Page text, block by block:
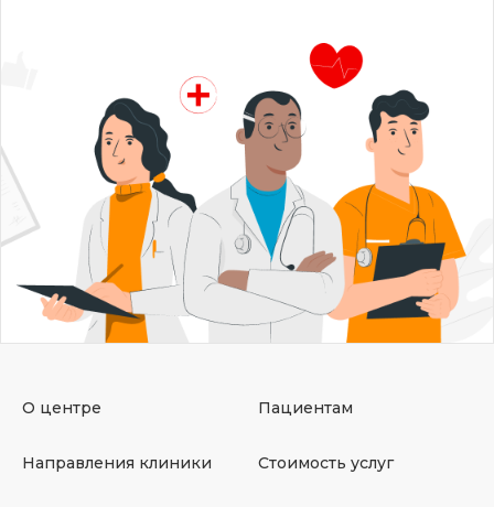
О центре Пациентам
Направления клиники Стоимость услуг